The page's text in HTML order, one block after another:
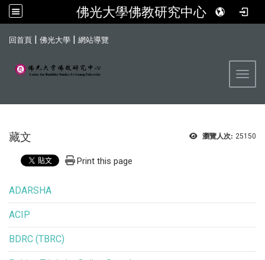
佛光大學佛教研究中心
回首頁 | 佛光大學 | 網站導覽
瀏覽人次: 25150
藏文
Print this page
ADARSHA
ACIP
BDRC (TBRC)